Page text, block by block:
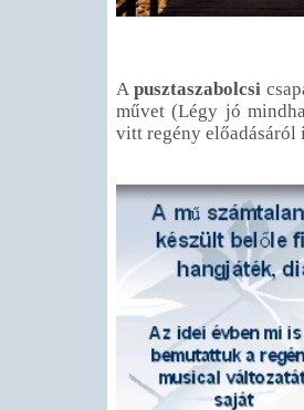
Apusztaszabolcsi
művet (Légy jó
vitt regény előadásáról